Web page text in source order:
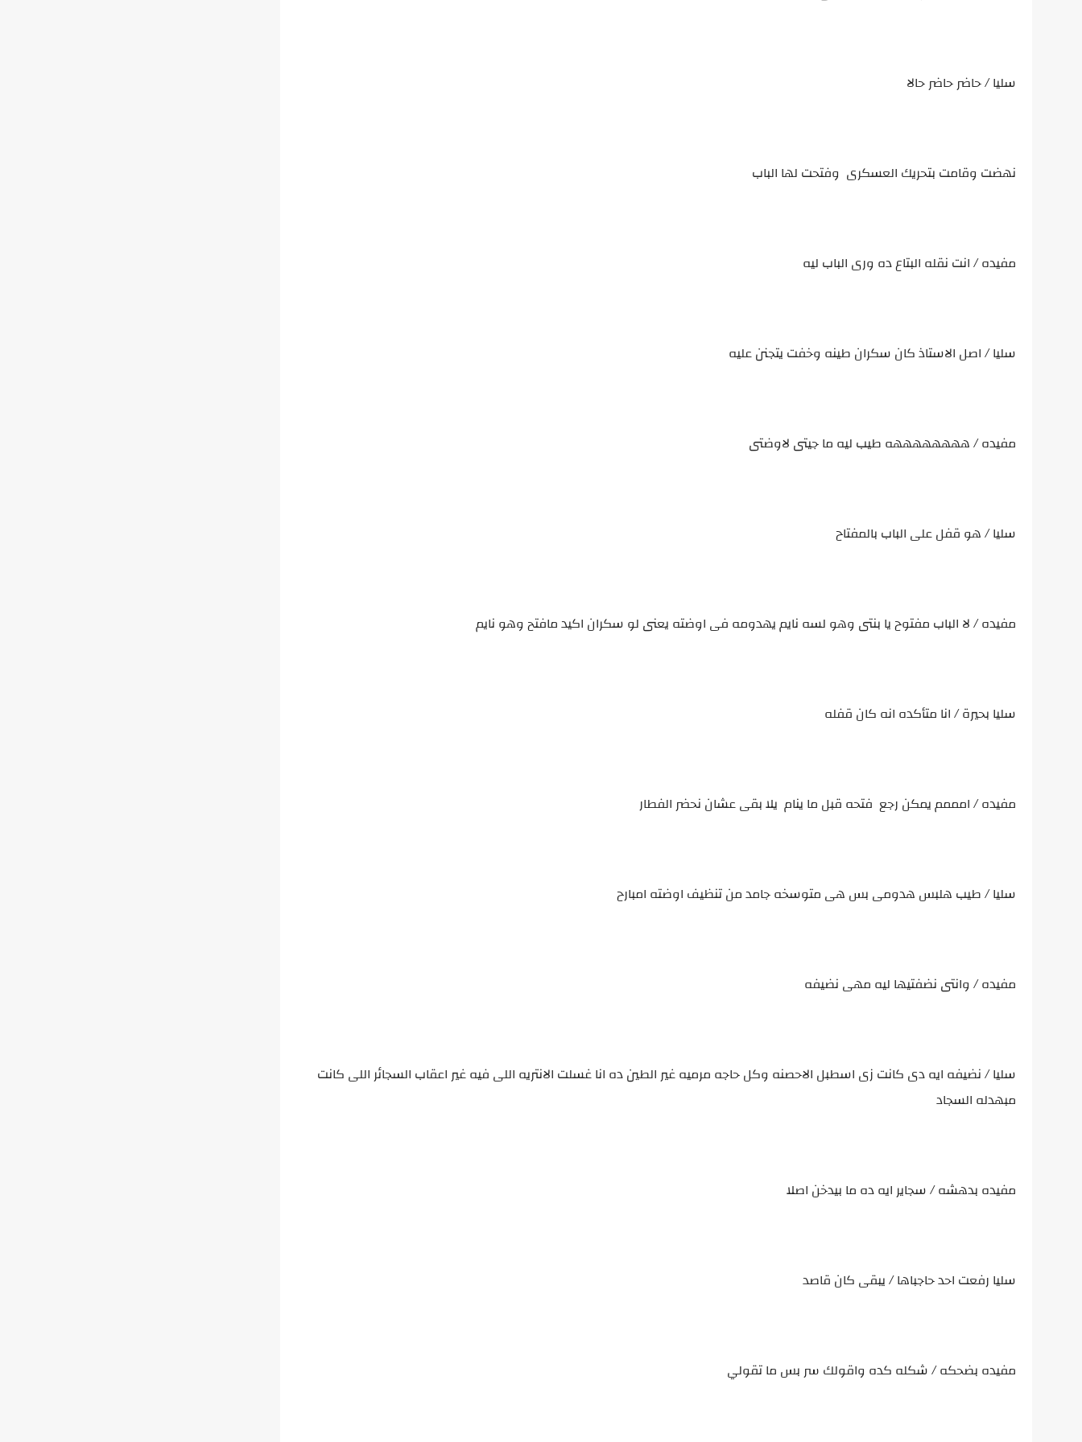
سليا / حاضر حاضر حالا
نهضت وقامت بتحريك العسكرى وفتحت لها الباب
مفيده / انت نقله البتاع ده ورى الباب ليه
سليا / اصل الاستاذ كان سكران طينه وخفت يتجنن عليه
مفيده / ههههههههه طيب ليه ما جيتى لاوضتى
سليا / هو قفل على الباب بالمفتاح
مفيده / لا الباب مفتوح يا بنتى وهو لسه نايم يهدومه فى اوضته يعنى لو سكران اكيد مافتح وهو نايم
سليا بحيرة / انا متأكده انه كان قفله
مفيده / امممم يمكن رجع فتحه قبل ما ينام يلا بقى عشان نحضر الفطار
سليا / طيب هلبس هدومى بس هى متوسخه جامد من تنظيف اوضته امبارح
مفيده / وانتى نضفتيها ليه مهى نضيفه
سليا / نضيفه ايه دى كانت زى اسطبل الاحصنه وكل حاجه مرميه غير الطين ده انا غسلت الانتريه اللى فيه غير اعقاب السجائر اللى كانت
مبهدله السجاد
مفيده بدهشه / سجاير ايه ده ما بيدخن اصلا
سليا رفعت احد حاجباها / يبقى كان قاصد
مفيده بضحكه / شكله كده واقولك سر بس ما تقولي